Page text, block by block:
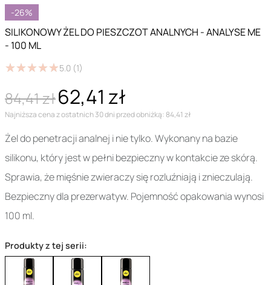
-26%
SILIKONOWY ŻEL DO PIESZCZOT ANALNYCH - ANALYSE ME
- 100 ML
★★★★★
★★★★★5.0 (1)
84,41 zł62,41 zł
Najniższa cena z ostatnich 30 dni przed obniżką: 84,41 zł
Żel do penetracji analnej i nie tylko. Wykonany na bazie
silikonu, który jest w pełni bezpieczny w kontakcie ze skórą.
Sprawia, że mięśnie zwieraczy się rozluźniają i znieczulają.
Bezpieczny dla prezerwatyw. Pojemność opakowania wynosi
100 ml.
Produkty z tej serii: